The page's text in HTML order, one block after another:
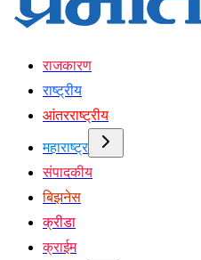
राजकारण
राष्ट्रीय
आंतरराष्ट्रीय
महाराष्ट्र
संपादकीय
बिझनेस
क्रीडा
क्राईम